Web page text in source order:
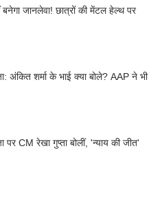
बनेगा जानलेवा! छात्रों की मेंटल हेल्थ पर
अंकित शर्मा के भाई क्या बोले? AAP ने भी
पर CM रेखा गुप्ता बोलीं, 'न्याय की जीत'